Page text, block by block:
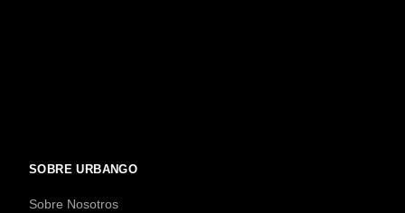
SOBRE URBANGO
Sobre Nosotros